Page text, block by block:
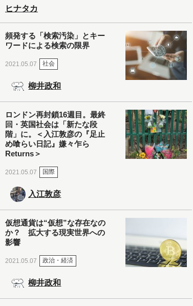
ヒナタカ
頻発する「検索汚染」とキー
ワードによる検索の限界
2021.05.07 社会
柳井政和
ロンドン再封鎖16週目。最終
回・英国社会は「新たな段
階」に。＜入江敦彦の『足止
め喰らい日記』嫌々乍ら
Returns＞
2021.05.07 国際
入江敦彦
仮想通貨は“仮想”な存在なの
か？ 拡大する現実世界への
影響
2021.05.07 政治・経済
柳井政和